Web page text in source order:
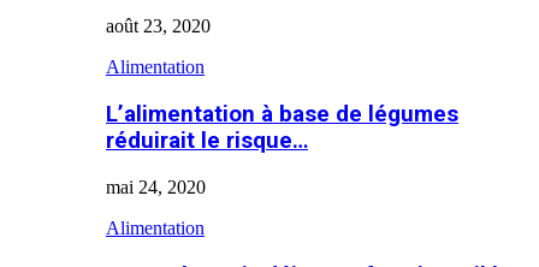
août 23, 2020
Alimentation
L’alimentation à base de légumes
réduirait le risque…
mai 24, 2020
Alimentation